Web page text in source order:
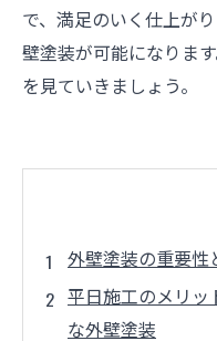
で、満足のいく仕上が
壁塗装が可能になりま
を見ていきましょう。
外壁塗装の重要性
平日施工のメリッ
な外壁塗装